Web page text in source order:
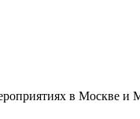
в Москве и